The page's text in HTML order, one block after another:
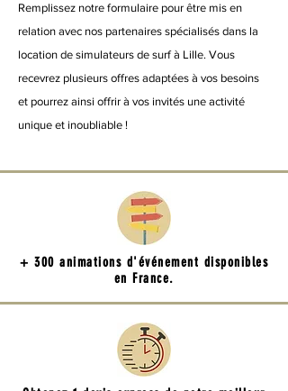
Remplissez notre formulaire pour être mis en
relation avec nos partenaires spécialisés dans la
location de simulateurs de surf à Lille. Vous
recevrez plusieurs offres adaptées à vos besoins
et pourrez ainsi offrir à vos invités une activité
unique et inoubliable !
+ 300 animations d'événement disponibles
en France.